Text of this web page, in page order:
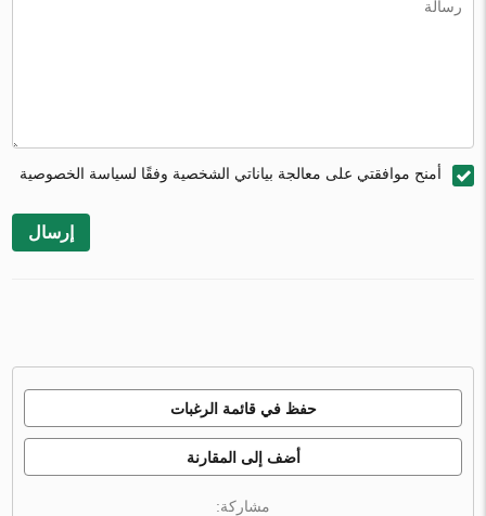
أمنح موافقتي على معالجة بياناتي الشخصية وفقًا لسياسة الخصوصية
إرسال
حفظ في قائمة الرغبات
أضف إلى المقارنة
مشاركة: